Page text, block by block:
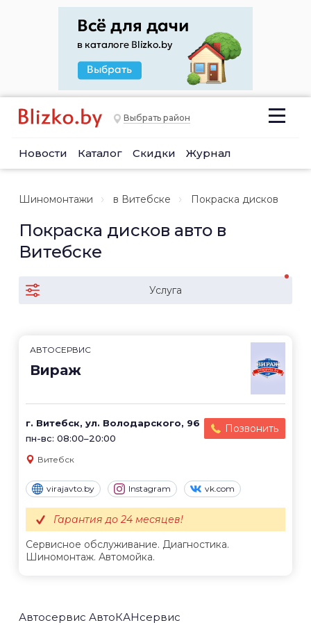
Выбрать район
Новости Каталог Скидки Журнал
Шиномонтажи в Витебске Покраска дисков
Покраска дисков авто в
Витебске
Услуга
АВТОСЕРВИС
Вираж
г. Витебск, ул. Володарского, 96
пн-вс: 08:00–20:00
Позвонить
Витебск
virajavto.by Instagram vk.com
Сервисное обслуживание. Диагностика.
Шиномонтаж. Автомойка.
Гарантия до 24 месяцев!
Автосервис АвтоКАНсервис